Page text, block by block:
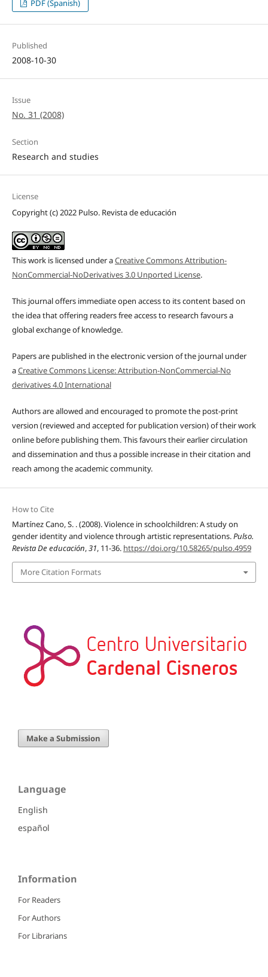
PDF (Spanish)
Published
2008-10-30
Issue
No. 31 (2008)
Section
Research and studies
License
Copyright (c) 2022 Pulso. Revista de educación
This work is licensed under aCreative Commons Attribution-
NonCommercial-NoDerivatives 3.0 Unported License.
This journal offers immediate open access to its content based on
the idea that offering readers free access to research favours a
global exchange of knowledge.
Papers are published in the electronic version of the journal under
aCreative Commons License: Attribution-NonCommercial-No
derivatives 4.0 International
Authors are allowed and encouraged to promote the post-print
version (reviewed and accepted for publication version) of their work
online before publishing them. This favours their earlier circulation
and dissemination and thus a possible increase in their citation and
reach among the academic community.
How to Cite
Martínez Cano, S. . (2008). Violence in schoolchildren: A study on
gender identity and violence through artistic representations.Pulso.
Revista De educación,31, 11-36. https://doi.org/10.58265/pulso.4959
More Citation Formats
Make a Submission
Language
English
español
Information
For Readers
For Authors
For Librarians